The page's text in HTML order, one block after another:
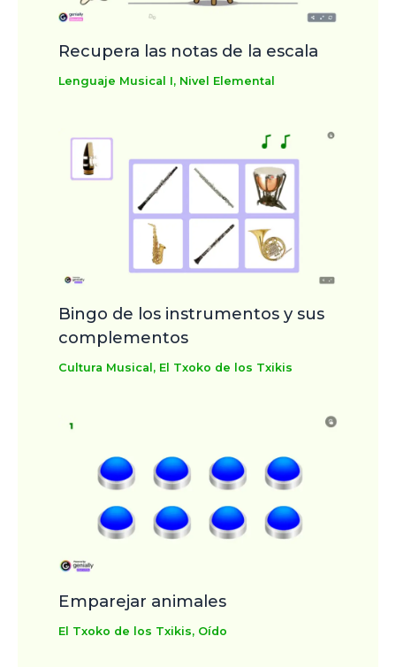
Recupera las notas de la escala
Lenguaje Musical I, Nivel Elemental
Bingo de los instrumentos y sus
complementos
Cultura Musical , El Txoko de los Txikis
Emparejar animales
El Txoko de los Txikis, Oído